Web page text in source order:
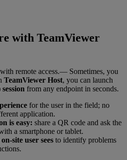
with TeamViewer
remote access.— Sometimes, you
TeamViewer Host, you can launch
from any endpoint in seconds.
for the user in the field; no
application.
is easy: share a QR code and ask the
a smartphone or tablet.
site user sees to identify problems